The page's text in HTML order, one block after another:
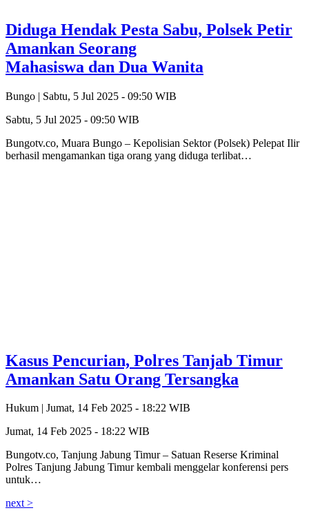
Diduga Hendak Pesta Sabu, Polsek Petir
Amankan Seorang
Mahasiswa dan Dua Wanita
Bungo | Sabtu, 5 Jul 2025 - 09:50 WIB
Sabtu, 5 Jul 2025 - 09:50 WIB
Bungotv.co, Muara Bungo – Kepolisian Sektor (Polsek) Pelepat Ilir
berhasil mengamankan tiga orang yang diduga terlibat…
Kasus Pencurian, Polres Tanjab Timur
Amankan Satu Orang Tersangka
Hukum | Jumat, 14 Feb 2025 - 18:22 WIB
Jumat, 14 Feb 2025 - 18:22 WIB
Bungotv.co, Tanjung Jabung Timur – Satuan Reserse Kriminal
Polres Tanjung Jabung Timur kembali menggelar konferensi pers
untuk…
next >